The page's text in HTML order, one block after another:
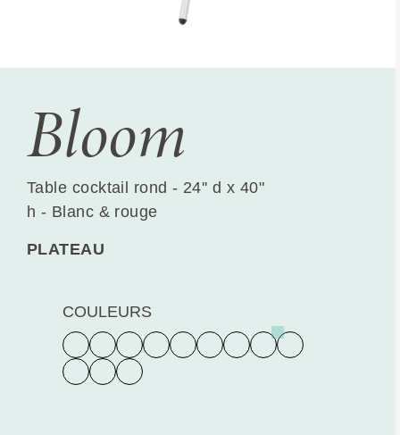
Bloom
Table cocktail rond - 24'' d x 40"
h - Blanc & rouge
PLATEAU
COULEURS